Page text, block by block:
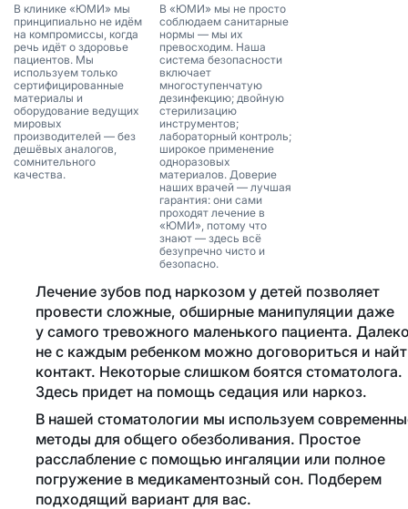
В клинике «ЮМИ» мы
принципиально не идём
на компромиссы, когда
речь идёт о здоровье
пациентов. Мы
используем только
сертифицированные
материалы и
оборудование ведущих
мировых
производителей — без
дешёвых аналогов,
сомнительного
качества.
В «ЮМИ» мы не просто
соблюдаем санитарные
нормы — мы их
превосходим. Наша
система безопасности
включает
многоступенчатую
дезинфекцию; двойную
стерилизацию
инструментов;
лабораторный контроль;
широкое применение
одноразовых
материалов. Доверие
наших врачей — лучшая
гарантия: они сами
проходят лечение в
«ЮМИ», потому что
знают — здесь всё
безупречно чисто и
безопасно.
Лечение зубов под наркозом у детей позволяет
провести сложные, обширные манипуляции даже
у самого тревожного маленького пациента.
не с каждым ребенком можно договориться и
контакт. Некоторые слишком боятся стоматолога.
Здесь придет на помощь седация или наркоз.
В нашей стоматологии мы используем
методы для общего обезболивания. Простое
расслабление с помощью ингаляции или полное
погружение в медикаментозный сон. Подберем
подходящий вариант для вас.